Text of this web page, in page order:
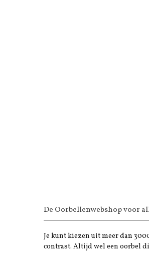
De Oorbellenwebshop voor
Je kunt kiezen uit meer dan
contrast. Altijd wel een oorbel